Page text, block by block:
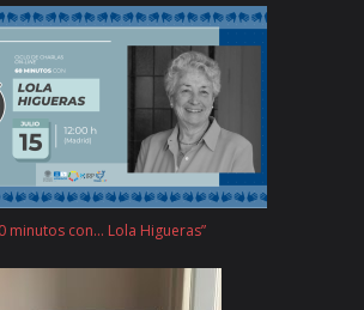
minutos con… Lola Higueras”